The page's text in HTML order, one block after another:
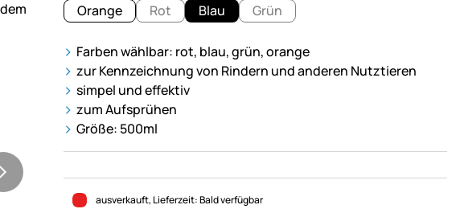
Orange
Rot Blau Grün
Farben wählbar: rot, blau, grün, orange
zur Kennzeichnung von Rindern und anderen Nutztieren
simpel und effektiv
zum Aufsprühen
Größe: 500ml
ausverkauft, Lieferzeit:Bald verfügbar